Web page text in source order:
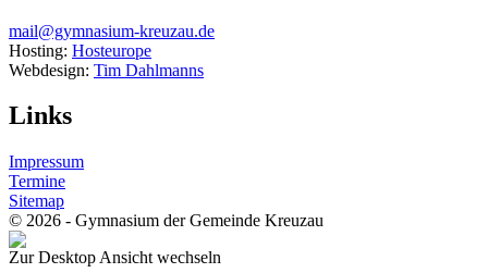
mail@gymnasium-kreuzau.de
Hosting: Hosteurope
Webdesign: Tim Dahlmanns
Links
Impressum
Termine
Sitemap
© 2026 - Gymnasium der Gemeinde Kreuzau
Zur Desktop Ansicht wechseln